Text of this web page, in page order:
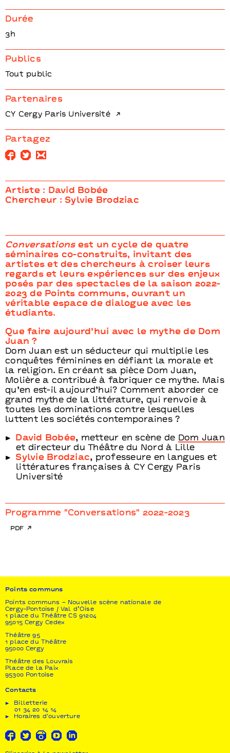
Artiste : David Bobée
Chercheur : Sylvie Brodziac
Conversationsest un cycle de quatre
séminaires co-construits, invitant des
artistes et des chercheurs à croiser leurs
regards et leurs expériences sur des enjeux
posés par des spectacles de la saison 2022-
2023 de Points communs, ouvrant un
véritable espace de dialogue avec les
étudiants.
Que faire aujourd’hui avec le mythe de Dom
Juan ?
Dom Juan est un séducteur qui multiplie les
conquêtes féminines en défiant la morale et
la religion. En créant sa pièce Dom Juan,
Molière a contribué à fabriquer ce mythe. Mais
qu’en est-il aujourd’hui? Comment aborder ce
grand mythe de la littérature, qui renvoie à
toutes les dominations contre lesquelles
luttent les sociétés contemporaines ?
David Bobée, metteur en scène de Dom Juan
et directeur du Théâtre du Nord à Lille
Sylvie Brodziac, professeure en langues et
littératures françaises à CY Cergy Paris
Université
Programme "Conversations" 2022-2023
pdf
Durée
3h
Publics
Tout public
Partenaires
CY Cergy Paris Université
Partagez
Points communs
Points communs – Nouvelle scène nationale de
Cergy-Pontoise / Val d’Oise
1 place du Théâtre CS 91204
95015 Cergy Cedex
Théâtre 95
1 place du Théâtre
95000 Cergy
Théâtre des Louvrais
Place de la Paix
95300 Pontoise
Contacts
Billetterie
01 34 20 14 14
Horaires d'ouverture